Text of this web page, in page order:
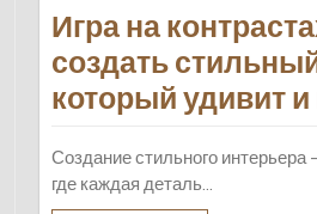
Игра на
создать
который удивит
Создание стильного интерьера
где каждая деталь…